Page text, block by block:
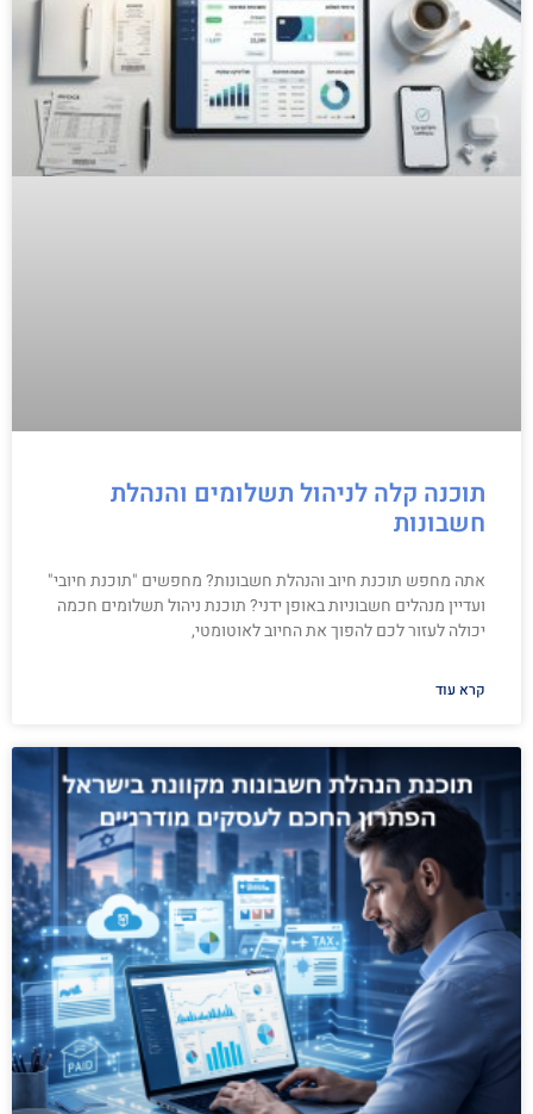
תוכנה קלה לניהול תשלומים והנהלת
חשבונות
אתה מחפש תוכנת חיוב והנהלת חשבונות? מחפשים "תוכנת חיובי"
ועדיין מנהלים חשבוניות באופן ידני? תוכנת ניהול תשלומים חכמה
יכולה לעזור לכם להפוך את החיוב לאוטומטי,
קרא עוד